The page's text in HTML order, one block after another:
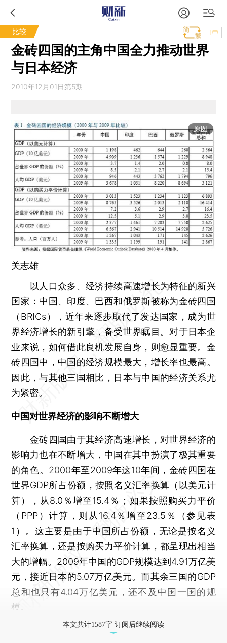
比较 T中
金砖四国的主角中国全力推动世界
与日本经济
2010年12月01日第5期
原图
关志雄
以人口众多、经济持续高速增长为特征的新兴
国家：中国、印度、巴西和俄罗斯被称为金砖四国
（BRICs），近年来逐步取代了发达国家，成为世
界经济增长的新引擎，备受世界瞩目。对于日本企
业来说，如何借此良机发展自身，则愈显重要。金
砖四国中，中国的经济规模最大，增长率也最高。
因此，与其他三国相比，日本与中国的经济关系尤
为紧密。
中国对世界经济的影响不断增大
金砖四国由于其经济高速增长，对世界经济的
影响力也在不断增大，中国在其中扮演了极其重要
的角色。2000年至2009年这10年间，金砖四国在
世界GDP所占份额，按照名义汇率换算（以美元计
算），从8.0％增至15.4％；如果按照购买力平价
（PPP）计算，则从16.4％增至23.5％（参见表
1）。这主要是由于中国所占份额，无论是按名义
汇率换算，还是按购买力平价计算，都呈现出相当
大的增幅。2009年中国的GDP规模达到4.91万亿美
元，接近日本的5.07万亿美元。而其余三国的GDP
总和也只有4.04万亿美元，还不及中国一国的规
模。
本文共计1587字 订阅后继续阅读